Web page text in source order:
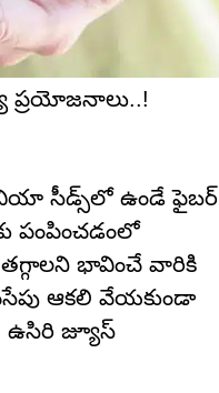
ప్రయోజనాలు..!
చియా సీడ్స్‌లో ఉండే ఫైబర్
పంపించడంలో
తగ్గాలని భావించే వారికి
ఆకలి వేయకుండా
జ్యూస్